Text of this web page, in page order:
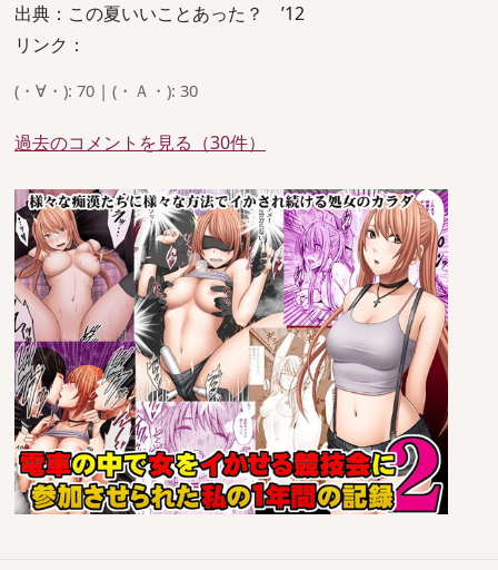
出典：この夏いいことあった？ ’12
リンク：
(・∀・): 70 | (・Ａ・): 30
過去のコメントを見る（30件）